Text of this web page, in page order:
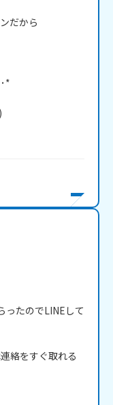
だから
*
ったのでLINEして
絡をすぐ取れる